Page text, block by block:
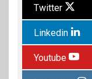
Twitter
Linkedin
Youtube